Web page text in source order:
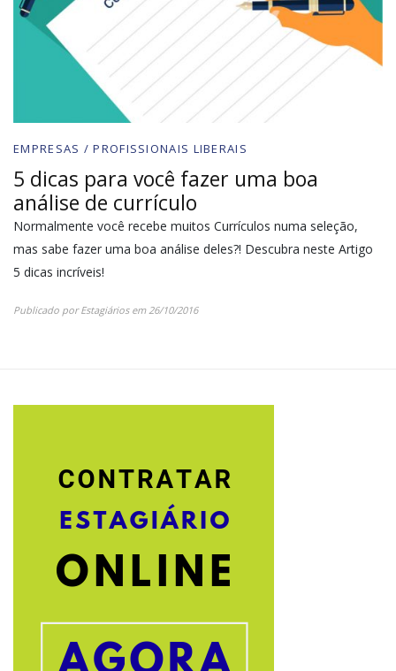
EMPRESAS / PROFISSIONAIS LIBERAIS
5 dicas para você fazer uma boa
análise de currículo
Normalmente você recebe muitos Currículos numa seleção,
mas sabe fazer uma boa análise deles?! Descubra neste Artigo
5 dicas incríveis!
Publicado porEstagiáriosem26/10/2016